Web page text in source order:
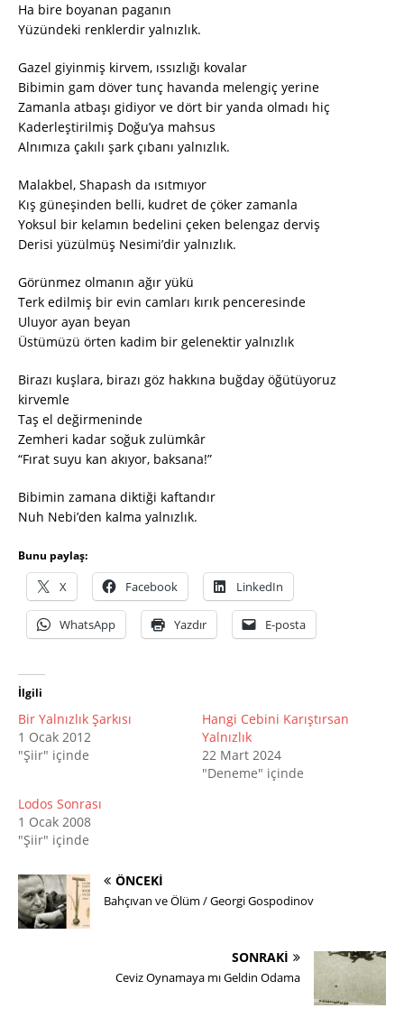
Ha bire boyanan paganın
Yüzündeki renklerdir yalnızlık.
Gazel giyinmiş kirvem, ıssızlığı kovalar
Bibimin gam döver tunç havanda melengiç yerine
Zamanla atbaşı gidiyor ve dört bir yanda olmadı hiç
Kaderleştirilmiş Doğu’ya mahsus
Alnımıza çakılı şark çıbanı yalnızlık.
Malakbel, Shapash da ısıtmıyor
Kış güneşinden belli, kudret de çöker zamanla
Yoksul bir kelamın bedelini çeken belengaz derviş
Derisi yüzülmüş Nesimi’dir yalnızlık.
Görünmez olmanın ağır yükü
Terk edilmiş bir evin camları kırık penceresinde
Uluyor ayan beyan
Üstümüzü örten kadim bir gelenektir yalnızlık
Birazı kuşlara, birazı göz hakkına buğday öğütüyoruz
kirvemle
Taş el değirmeninde
Zemheri kadar soğuk zulümkâr
“Fırat suyu kan akıyor, baksana!”
Bibimin zamana diktiği kaftandır
Nuh Nebi’den kalma yalnızlık.
Bunu paylaş:
X Facebook LinkedIn
WhatsApp Yazdır E-posta
İlgili
Bir Yalnızlık Şarkısı
1 Ocak 2012
"Şiir" içinde
Hangi Cebini Karıştırsan
Yalnızlık
22 Mart 2024
"Deneme" içinde
Lodos Sonrası
1 Ocak 2008
"Şiir" içinde
ÖNCEKI
Bahçıvan ve Ölüm / Georgi Gospodinov
SONRAKI
Ceviz Oynamaya mı Geldin Odama